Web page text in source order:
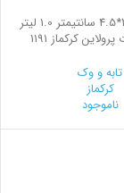
تابه تخت 20*4.5 سانتیمتر 1.0 لیتر
کرکماز 1191
تابه و وک
کرکماز
ناموجود